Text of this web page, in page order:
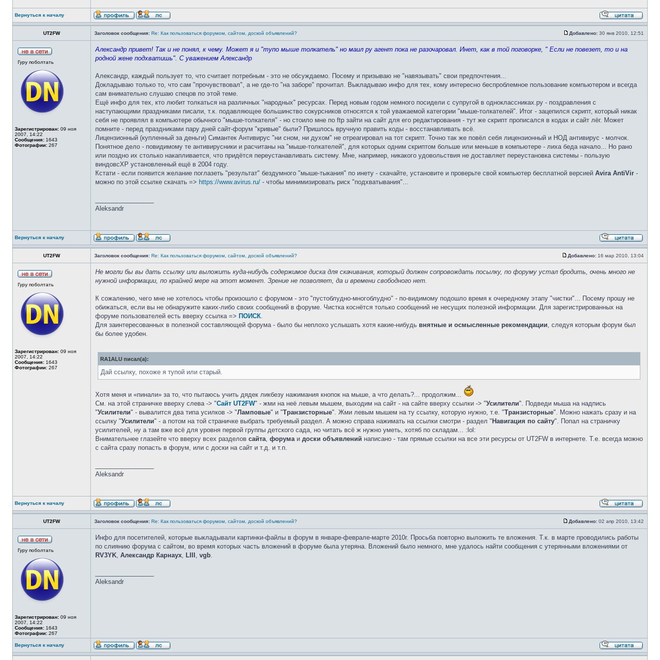
Вернуться к началу
UT2FW Заголовок сообщения: Re: Как пользоваться форумом, сайтом, доской объявлений? Добавлено: 30 янв 2010, 12:51
Гуру поболтать
Зарегистрирован: 09 ноя
2007, 14:22
Сообщения: 1643
Фотографии: 267
Александр привет! Так и не понял, к чему. Может я и "тупо мыше толкатель" но маил ру агент пока не разочаровал. Инет, как в той поговорке, " Если не повезет, то и на
родной жене подхватишь". С уважением Александр
Александр, каждый пользует то, что считает потребным - это не обсуждаемо. Посему и призываю не "навязывать" свои предпочтения...
Докладываю только то, что сам "прочувствовал", а не где-то "на заборе" прочитал. Выкладываю инфо для тех, кому интересно беспроблемное пользование компьютером и всегда
сам внимательно слушаю спецов по этой теме.
Ещё инфо для тех, кто любит толкаться на различных "народных" ресурсах. Перед новым годом немного посидели с супругой в одноклассниках.ру - поздравления с
наступающими праздниками писали, т.к. подавляющее большинство сокурсников относятся к той уважаемой категории "мыше-толкателей". Итог - зацепился скрипт, который никак
себя не проявлял в компьютере обычного "мыше-толкателя" - но стоило мне по ftp зайти на сайт для его редактирования - тут же скрипт прописался в кодах и сайт лёг. Может
помните - перед праздниками пару дней сайт-форум "кривые" были? Пришлось вручную править коды - восстанавливать всё.
Лицензионный (купленный за деньги) Симантек Антивирус "ни сном, ни духом" не отреагировал на тот скрипт. Точно так же повёл себя лицензионный и НОД антивирус - молчок.
Понятное дело - повидимому те антивирусники и расчитаны на "мыше-толкателей", для которых одним скриптом больше или меньше в компьютере - лиха беда начало... Но рано
или поздно их столько накапливается, что придётся переустанавливать систему. Мне, например, никакого удовольствия не доставляет переустановка системы - пользую
виндовсХР установленный ещё в 2004 году.
Кстати - если появится желание поглазеть "результат" бездумного "мыше-тыкания" по инету - скачайте, установите и проверьте свой компьютер бесплатной версией Avira AntiVir -
можно по этой ссылке скачать => https://www.avirus.ru/ - чтобы минимизировать риск "подхватывания"...
Aleksandr
Вернуться к началу
UT2FW Заголовок сообщения: Re: Как пользоваться форумом, сайтом, доской объявлений? Добавлено: 16 мар 2010, 13:04
Гуру поболтать
Зарегистрирован: 09 ноя
2007, 14:22
Сообщения: 1643
Фотографии: 267
Не могли бы вы дать ссылку или выложить куда-нибудь содержимое диска для скачивания, который должен сопровождать посылку, по форуму устал бродить, очень много не
нужной информации, по крайней мере на этот момент. Зрение не позволяет, да и времени свободного нет.
К сожалению, чего мне не хотелось чтобы произошло с форумом - это "пустоблудно-многоблудно" - по-видимому подошло время к очередному этапу "чистки"... Посему прошу не
обижаться, если вы не обнаружите каких-либо своих сообщений в форуме. Чистка коснётся только сообщений не несущих полезной информации. Для зарегистрированных на
форуме пользователей есть вверху ссылка => ПОИСК.
Для заинтересованных в полезной составляющей форума - было бы неплохо услышать хотя какие-нибудь внятные и осмысленные рекомендации, следуя которым форум был
бы более удобен.
RA1ALU писал(а):
Дай ссылку, похоже я тупой или старый.
Хотя меня и «пинали» за то, что пытаюсь учить дядек ликбезу нажимания кнопок на мыше, а что делать?... продолжим...
См. на этой страничке вверху слева -> "Сайт UT2FW" - жми на неё левым мышем, выходим на сайт - на сайте вверху ссылки -> "Усилители". Подведи мыша на надпись
"Усилители" - вывалится два типа усилков -> "Ламповые" и "Транзисторные". Жми левым мышем на ту ссылку, которую нужно, т.е. "Транзисторные". Можно нажать сразу и на
ссылку "Усилители" - а потом на той страничке выбрать требуемый раздел. А можно справа нажимать на ссылки смотри - раздел " Навигация по сайту". Попал на страничку
усилителей, ну а там вже всё для уровня первой группы детского сада, но читать всё ж нужно уметь, хотяб по складам... :lol:
Внимательнее глазейте что вверху всех разделов сайта, форумаи доски объявлений написано - там прямые ссылки на все эти ресурсы от UT2FW в интернете. Т.е. всегда можно
с сайта сразу попасть в форум, или с доски на сайт и т.д. и т.п.
Aleksandr
Вернуться к началу
UT2FW Заголовок сообщения: Re: Как пользоваться форумом, сайтом, доской объявлений? Добавлено: 02 апр 2010, 13:42
Гуру поболтать
Зарегистрирован: 09 ноя
2007, 14:22
Сообщения: 1643
Фотографии: 267
Инфо для посетителей, которые выкладывали картинки-файлы в форум в январе-феврале-марте 2010г. Просьба повторно выложить те вложения. Т.к. в марте проводились работы
по слиянию форума с сайтом, во время которых часть вложений в форуме была утеряна. Вложений было немного, мне удалось найти сообщения с утерянными вложениями от
RV3YK, Александр Карнаух, LIII , vgb.
Aleksandr
Вернуться к началу